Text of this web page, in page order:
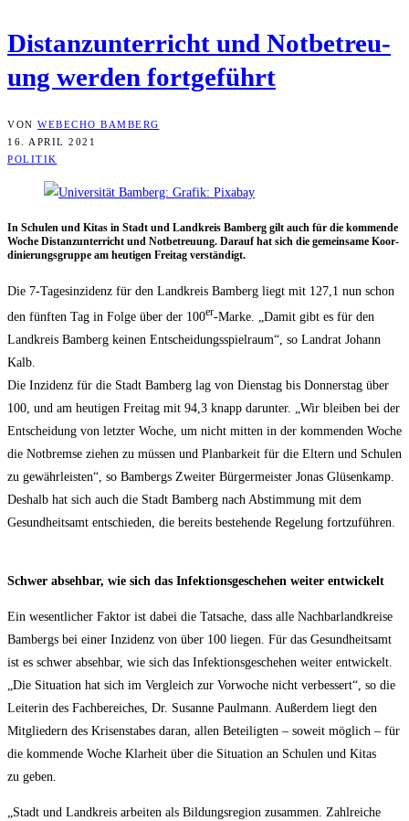
Distanz­un­ter­richt und Not­be­treu­
ung wer­den fortgeführt
VON WEBECHO BAMBERG
16. APRIL 2021
POLITIK
In Schu­len und Kitas in Stadt und Land­kreis Bam­berg gilt auch für die kom­men­de
Woche Distanz­un­ter­richt und Not­be­treu­ung. Dar­auf hat sich die gemein­sa­me Koor­
di­nie­rungs­grup­pe am heu­ti­gen Frei­tag verständigt.
Die 7‑Tagesinzidenz für den Land­kreis Bam­berg liegt mit 127,1 nun schon
den fünf­ten Tag in Fol­ge über der 100er-Mar­ke. „Damit gibt es für den
Land­kreis Bam­berg kei­nen Ent­schei­dungs­spiel­raum“, so Land­rat Johann
Kalb.
Die Inzi­denz für die Stadt Bam­berg lag von Diens­tag bis Don­ners­tag über
100, und am heu­ti­gen Frei­tag mit 94,3 knapp dar­un­ter. „Wir blei­ben bei der
Ent­schei­dung von letz­ter Woche, um nicht mit­ten in der kom­men­den Woche
die Not­brem­se zie­hen zu müs­sen und Plan­bar­keit für die Eltern und Schu­len
zu gewähr­leis­ten“, so Bam­bergs Zwei­ter Bür­ger­meis­ter Jonas Glüsen­kamp.
Des­halb hat sich auch die Stadt Bam­berg nach Abstim­mung mit dem
Gesund­heits­amt ent­schie­den, die bereits bestehen­de Rege­lung fortzuführen.
Schwer abseh­bar, wie sich das Infek­ti­ons­ge­sche­hen wei­ter entwickelt
Ein wesent­li­cher Fak­tor ist dabei die Tat­sa­che, dass alle Nach­bar­land­krei­se
Bam­bergs bei einer Inzi­denz von über 100 lie­gen. Für das Gesund­heits­amt
ist es schwer abseh­bar, wie sich das Infek­ti­ons­ge­sche­hen wei­ter ent­wi­ckelt.
„Die Situa­ti­on hat sich im Ver­gleich zur Vor­wo­che nicht ver­bes­sert“, so die
Lei­te­rin des Fach­be­rei­ches, Dr. Susan­ne Paul­mann. Außer­dem liegt den
Mit­glie­dern des Kri­sen­sta­bes dar­an, allen Betei­lig­ten – soweit mög­lich – für
die kom­men­de Woche Klar­heit über die Situa­ti­on an Schu­len und Kitas
zu geben.
„Stadt und Land­kreis arbei­ten als Bil­dungs­re­gi­on zusam­men. Zahl­rei­che